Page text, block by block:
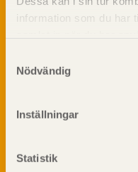
information som du har
Nödvändig
Inställningar
Statistik
Träets egenskaper
Kemisk behandling
Byggfysik
Ljud
materialet trä samt
med trä.